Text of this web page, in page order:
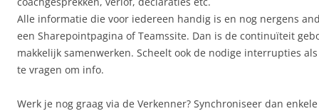
Alle informatie die voor iedereen handig is en nog nergens
een Sharepointpagina of Teamssite. Dan is de continuïteit
makkelijk samenwerken. Scheelt ook de nodige interrupties
te vragen om info.
Werk je nog graag via de Verkenner? Synchroniseer dan